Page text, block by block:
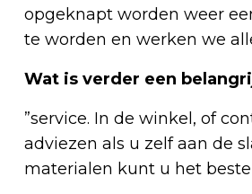
opgeknapt worden weer
te worden en werken we
Wat is verder een
”service. In de winkel, of
adviezen als u zelf aan de
materialen kunt u het